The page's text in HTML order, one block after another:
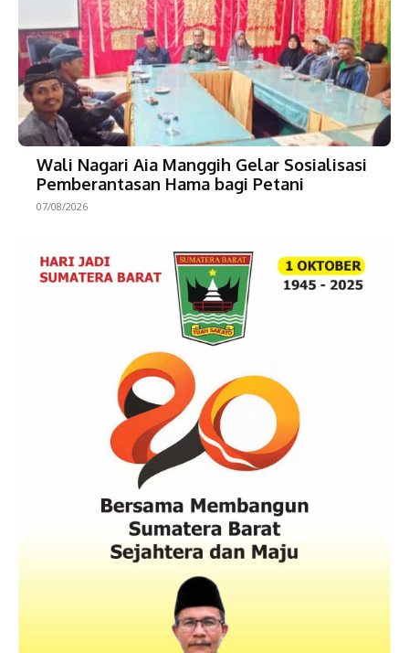
Wali Nagari Aia Manggih Gelar Sosialisasi
Pemberantasan Hama bagi Petani
07/08/2026